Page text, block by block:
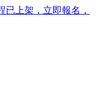
已上架，立即報名，